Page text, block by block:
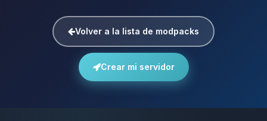
Volver a la lista de modpacks
Crear mi servidor